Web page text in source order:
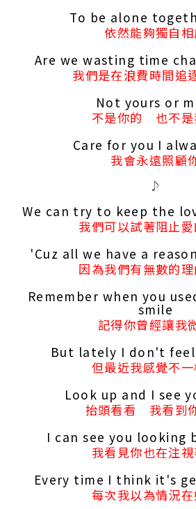
To be alone
依然能夠獨自相
Are we wasting time
我們是在浪費時間追
Not yours or
不是你的 也不是
Care for you I
我會永遠照顧
♪
We can try to keep the
我們可以試著阻止
'Cuz all we have a
因為我們有無數的
Remember when you
smile
記得你曾經讓我
But lately I don't feel
但最近我感覺不一
Look up and I see
抬頭看看 我看到
I can see you looking
我看見你也在注
Every time I think it's
每次我以為情況